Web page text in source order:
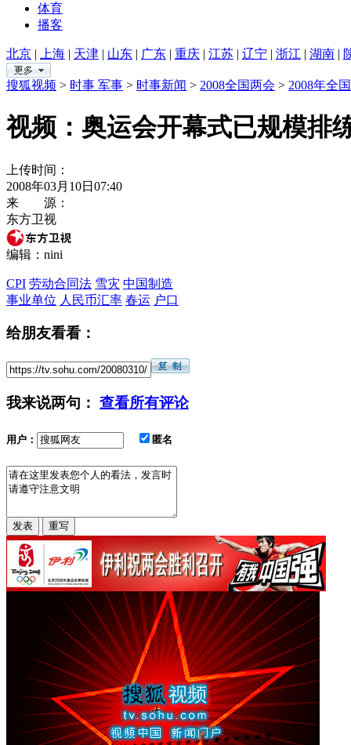
体育
播客
北京 | 上海 | 天津 | 山东 | 广东 | 重庆 | 江苏 | 辽宁 | 浙江 | 湖南 |
搜狐视频 > 时事 军事 > 时事新闻 > 2008全国两会 > 2008年全
视频：奥运会开幕式已规模排
上传时间：
2008年03月10日07:40
来 源：
东方卫视
编辑：nini
CPI 劳动合同法 雪灾 中国制造
事业单位 人民币汇率 春运 户口
给朋友看看：
我来说两句： 查看所有评论
用户： 匿名